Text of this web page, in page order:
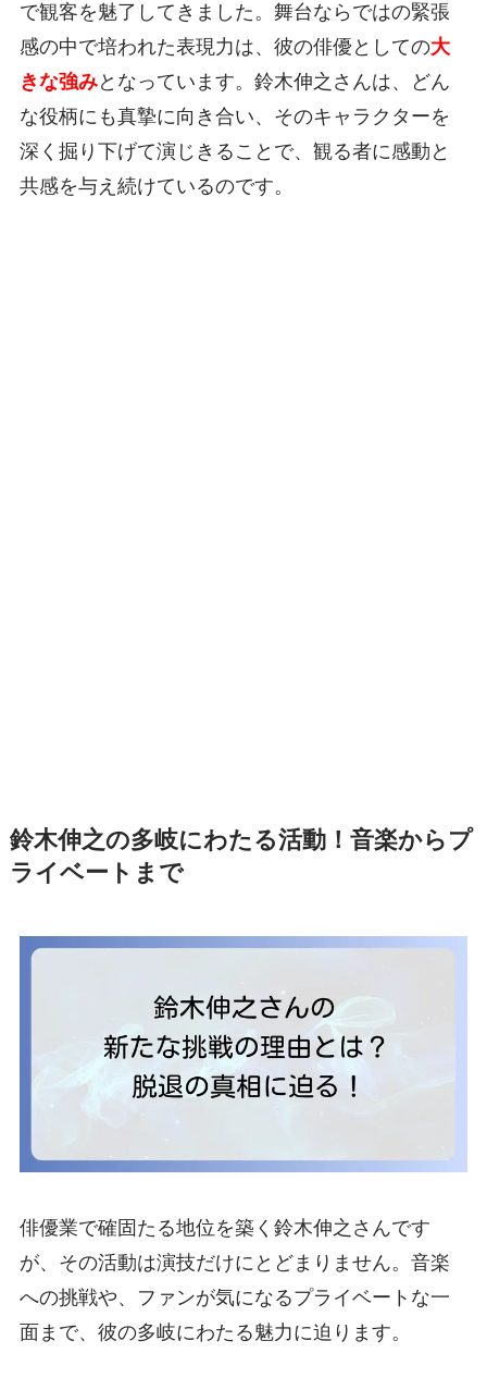
で観客を魅了してきました。舞台ならではの緊張
感の中で培われた表現力は、彼の俳優としての大
きな強みとなっています。鈴木伸之さんは、どん
な役柄にも真摯に向き合い、そのキャラクターを
深く掘り下げて演じきることで、観る者に感動と
共感を与え続けているのです。
鈴木伸之の多岐にわたる活動！音楽からプ
ライベートまで
俳優業で確固たる地位を築く鈴木伸之さんです
が、その活動は演技だけにとどまりません。音楽
への挑戦や、ファンが気になるプライベートな一
面まで、彼の多岐にわたる魅力に迫ります。